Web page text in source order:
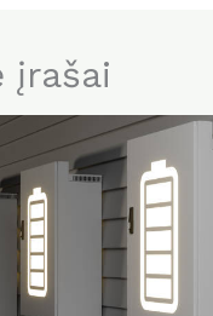
įrašai